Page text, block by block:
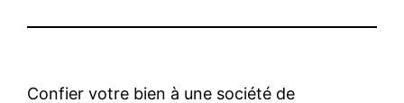
Confier votre bien à une société de